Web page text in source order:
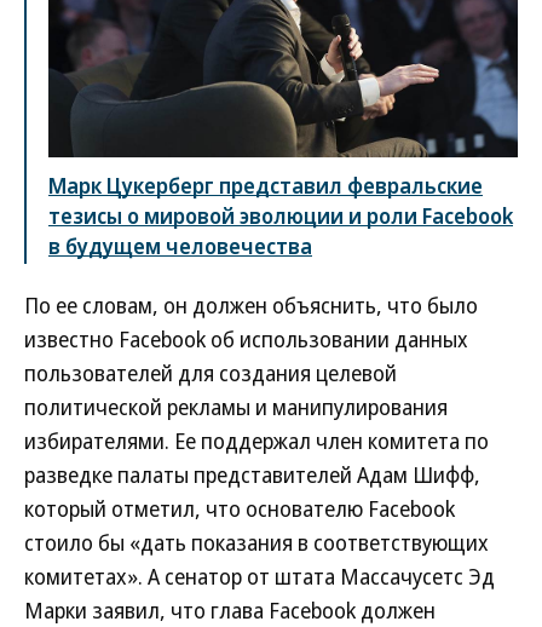
Марк Цукерберг представил февральские
тезисы о мировой эволюции и роли Facebook
в будущем человечества
По ее словам, он должен объяснить, что было
известно Facebook об использовании данных
пользователей для создания целевой
политической рекламы и манипулирования
избирателями. Ее поддержал член комитета по
разведке палаты представителей Адам Шифф,
который отметил, что основателю Facebook
стоило бы «дать показания в соответствующих
комитетах». А сенатор от штата Массачусетс Эд
Марки заявил, что глава Facebook должен